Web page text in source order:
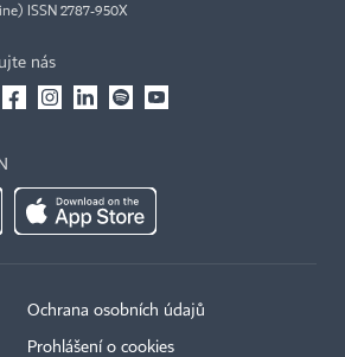
ISSN 2787-950X
nás
Ochrana osobních údajů
Prohlášení o cookies